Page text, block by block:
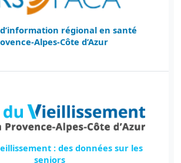
régional en santé
Alpes-Côte d’Azur
: des données sur les
seniors